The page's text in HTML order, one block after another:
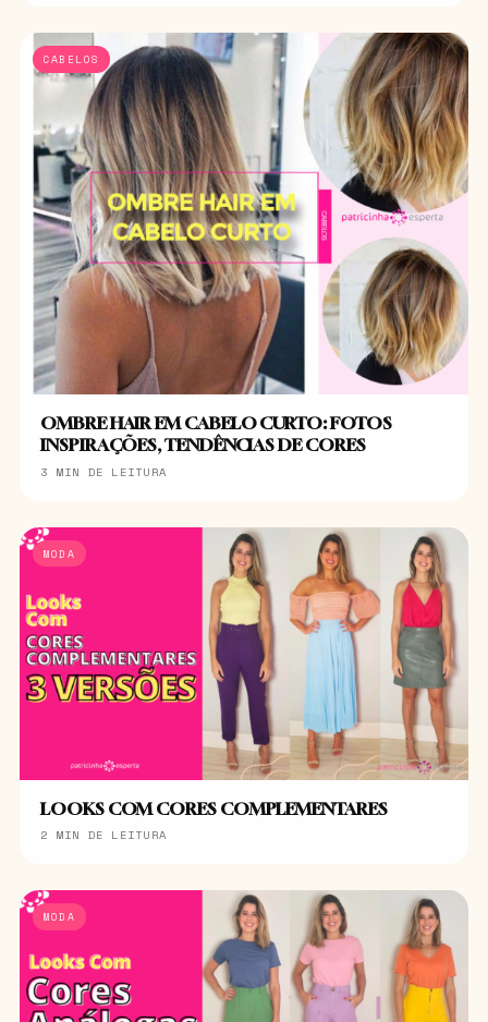
CABELOS
OMBRE HAIR EM CABELO CURTO: FOTOS
INSPIRAÇÕES, TENDÊNCIAS DE CORES
3 MIN DE LEITURA
MODA
LOOKS COM CORES COMPLEMENTARES
2 MIN DE LEITURA
MODA